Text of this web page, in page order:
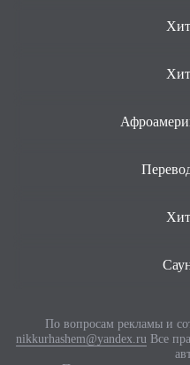
По вопросам рекламы и
nikkurhashem@yandex.ruВсе